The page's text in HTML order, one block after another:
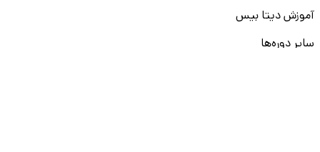
آموزش دیتا بیس
سایر دوره‌ها